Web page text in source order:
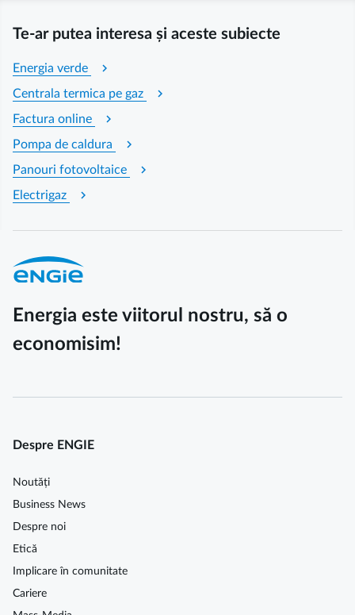
Te-ar putea interesa și aceste subiecte
Energia verde chevron_right
Centrala termica pe gaz chevron_right
Factura online chevron_right
Pompa de caldura chevron_right
Panouri fotovoltaice chevron_right
Electrigaz chevron_right
Energia este viitorul nostru, să o
economisim!
Despre ENGIE
Noutăți
Business News
Despre noi
Etică
Implicare în comunitate
Cariere